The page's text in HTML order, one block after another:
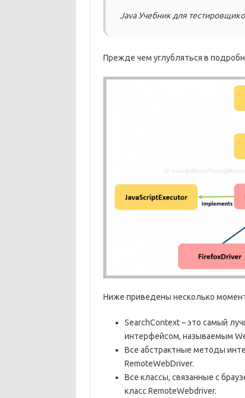
Java Учебник для
Прежде чем углубляться в
Ниже приведены несколько
SearchContext – это самый
интерфейсом, называемым
Все абстрактные методы
RemoteWebDriver.
Все классы, связанные с
класс RemoteWebdriver.